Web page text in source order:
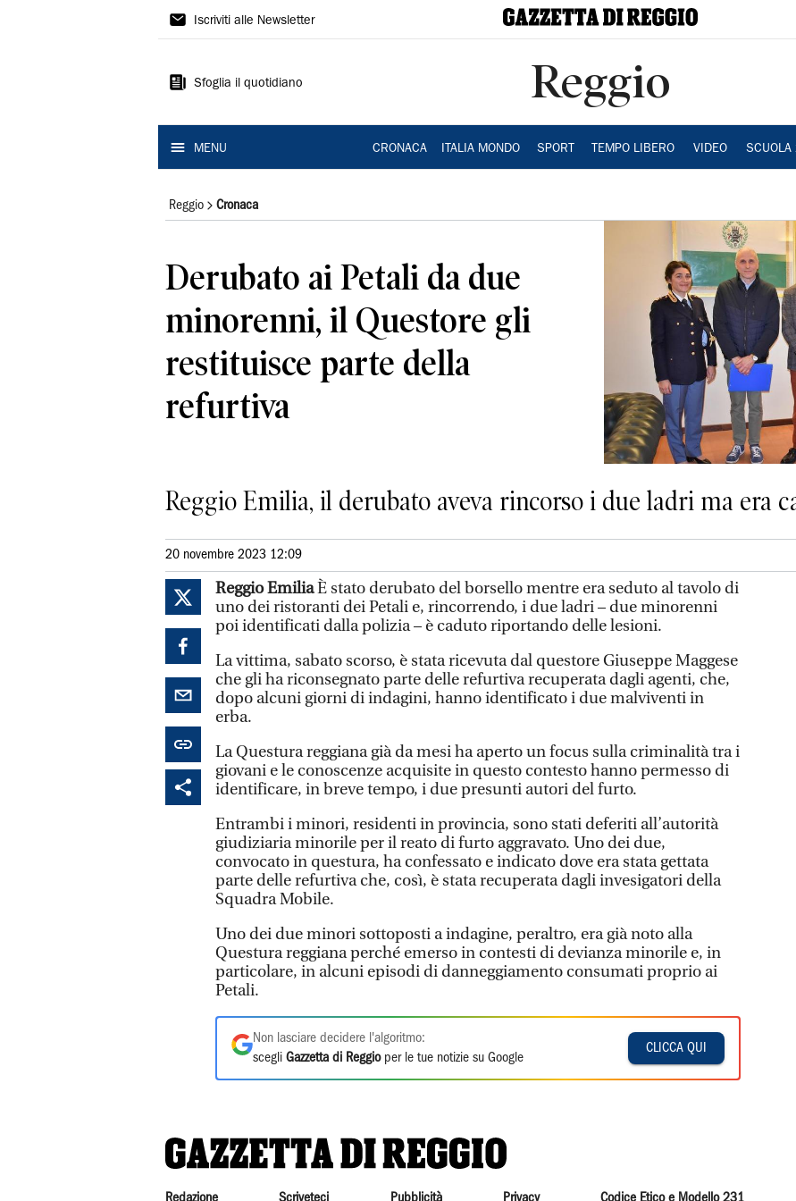
Gazzetta
Reggio
Iscriviti alle Newsletter
Sfoglia il quotidiano Reggio
MENU CRONACA ITALIA MONDO SPORT TEMPO LIBERO VIDEO
Reggio Cronaca
Derubato ai Petali da due
minorenni, il Questore gli
restituisce parte della
refurtiva
Reggio Emilia, il derubato aveva rincorso i due ladri ma era
20 novembre 2023 12:09
Reggio EmiliaÈ stato derubato del borsello mentre era seduto al tavolo di
uno dei ristoranti dei Petali e, rincorrendo, i due ladri – due minorenni
poi identificati dalla polizia – è caduto riportando delle lesioni.
La vittima, sabato scorso, è stata ricevuta dal questore Giuseppe Maggese
che gli ha riconsegnato parte delle refurtiva recuperata dagli agenti, che,
dopo alcuni giorni di indagini, hanno identificato i due malviventi in
erba.
La Questura reggiana già da mesi ha aperto un focus sulla criminalità tra i
giovani e le conoscenze acquisite in questo contesto hanno permesso di
identificare, in breve tempo, i due presunti autori del furto.
Entrambi i minori, residenti in provincia, sono stati deferiti all’autorità
giudiziaria minorile per il reato di furto aggravato. Uno dei due,
convocato in questura, ha confessato e indicato dove era stata gettata
parte delle refurtiva che, così, è stata recuperata dagli invesigatori della
Squadra Mobile.
Uno dei due minori sottoposti a indagine, peraltro, era già noto alla
Questura reggiana perché emerso in contesti di devianza minorile e, in
particolare, in alcuni episodi di danneggiamento consumati proprio ai
Petali.
Non lasciare decidere l'algoritmo:
scegli Gazzetta di Reggioper le tue notizie su Google
CLICCA QUI
Redazione Scriveteci Pubblicità Privacy Codice Etico e Modello 231